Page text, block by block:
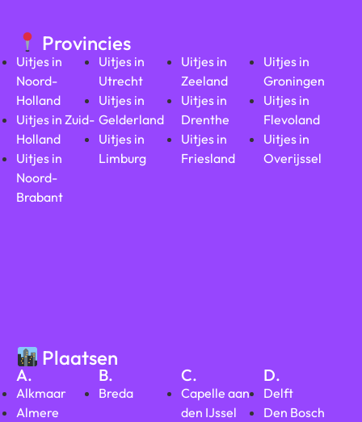
Provincies
Uitjes in
Noord-
Holland
Uitjes in Zuid-
Holland
Uitjes in
Noord-
Brabant
Uitjes in
Utrecht
Uitjes in
Gelderland
Uitjes in
Limburg
Uitjes in
Zeeland
Uitjes in
Drenthe
Uitjes in
Friesland
Uitjes in
Groningen
Uitjes in
Flevoland
Uitjes in
Overijssel
Plaatsen
A.
Alkmaar
Almere
B.
Breda
C.
Capelle aan
den IJssel
D.
Delft
Den Bosch